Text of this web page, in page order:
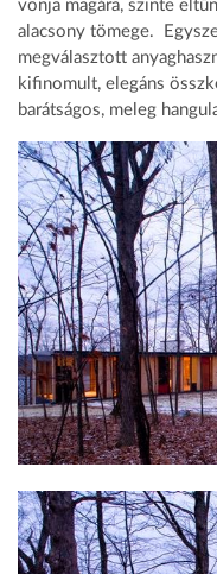
vonja magára, szinte
alacsony tömege.
megválasztott
kifinomult, elegáns
barátságos, meleg